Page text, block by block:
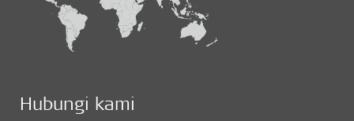
Hubungi kami